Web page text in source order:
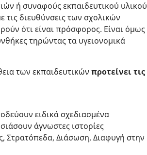
ή συναφούς εκπαιδευτικού υλικού
τις διευθύνσεις των σχολικών
ότι είναι πρόσφορος. Είναι όμως
τηρώντας τα υγειονομικά
των εκπαιδευτικώνπροτείνει τις
ειδικά σχεδιασμένα
άγνωστες ιστορίες
Στρατόπεδα, Διάσωση, Διαφυγή στην